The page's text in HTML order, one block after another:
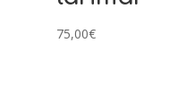
75,00€